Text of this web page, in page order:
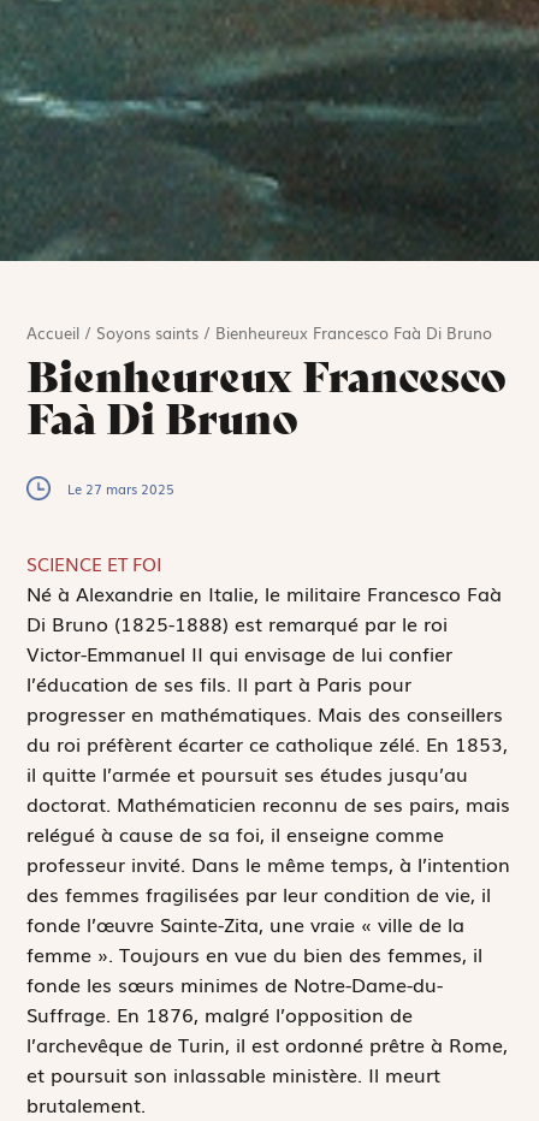
Accueil / Soyons saints / Bienheureux Francesco Faà Di Bruno
Bienheureux Francesco
Faà Di Bruno
Le 27 mars 2025
SCIENCE ET FOI
Né à Alexandrie en Italie, le militaire Francesco Faà
Di Bruno (1825-1888) est remarqué par le roi
Victor-Emmanuel II qui envisage de lui confier
l’éducation de ses fils. Il part à Paris pour
progresser en mathématiques. Mais des conseillers
du roi préfèrent écarter ce catholique zélé. En 1853,
il quitte l’armée et poursuit ses études jusqu’au
doctorat. Mathématicien reconnu de ses pairs, mais
relégué à cause de sa foi, il enseigne comme
professeur invité. Dans le même temps, à l’intention
des femmes fragilisées par leur condition de vie, il
fonde l’œuvre Sainte-Zita, une vraie « ville de la
femme ». Toujours en vue du bien des femmes, il
fonde les sœurs minimes de Notre-Dame-du-
Suffrage. En 1876, malgré l’opposition de
l’archevêque de Turin, il est ordonné prêtre à Rome,
et poursuit son inlassable ministère. Il meurt
brutalement.